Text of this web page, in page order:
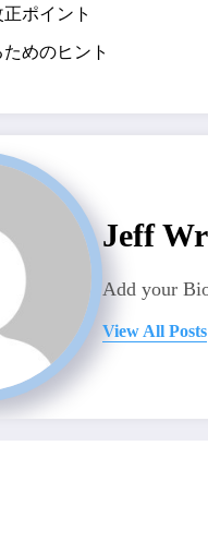
ポイント
めのヒント
Jeff
Add your
View All Posts